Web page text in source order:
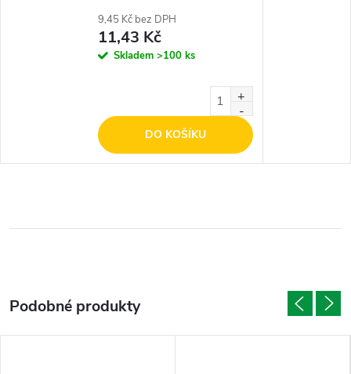
9,45 Kč bez DPH
11,43 Kč
Skladem >100 ks
DO KOŠÍKU